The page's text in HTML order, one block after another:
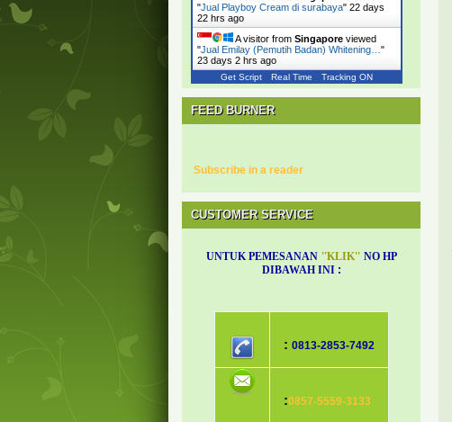
"Jual Playboy Cream di surabaya" 22 days
22 hrs ago
A visitor from Singapore viewed
"Jual Emilay (Pemutih Badan) Whitening… "
23 days 2 hrs ago
Get Script Real Time Tracking ON
FEED BURNER
Subscribe in a reader
CUSTOMER SERVICE
UNTUK PEMESANAN ''KLIK'' NO HP
DIBAWAH INI :
: 0813-2853-7492
:0857-5559-3133